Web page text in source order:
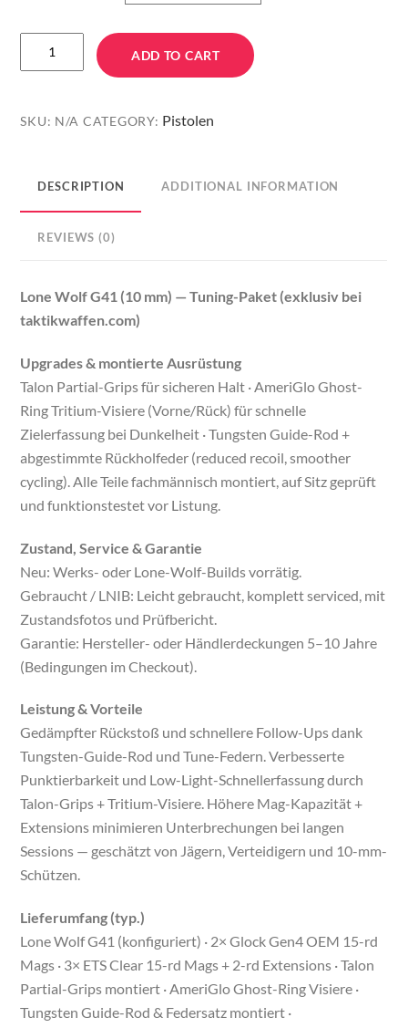
Sie
Lone
Handy
–
schneller
ADD TO CART
SKU: N/A CATEGORY: Pistolen
DESCRIPTION ADDITIONAL INFORMATION
REVIEWS (0)
Lone Wolf G41 (10 mm) — Tuning-Paket (exklusiv bei
taktikwaffen.com)
Upgrades & montierte Ausrüstung
Talon Partial-Grips für sicheren Halt · AmeriGlo Ghost-
Ring Tritium-Visiere (Vorne/Rück) für schnelle
Zielerfassung bei Dunkelheit · Tungsten Guide-Rod +
abgestimmte Rückholfeder (reduced recoil, smoother
cycling). Alle Teile fachmännisch montiert, auf Sitz geprüft
und funktionstestet vor Listung.
Zustand, Service & Garantie
Neu: Werks- oder Lone-Wolf-Builds vorrätig.
Gebraucht / LNIB: Leicht gebraucht, komplett serviced, mit
Zustandsfotos und Prüfbericht.
Garantie: Hersteller- oder Händlerdeckungen 5–10 Jahre
(Bedingungen im Checkout).
Leistung & Vorteile
Gedämpfter Rückstoß und schnellere Follow-Ups dank
Tungsten-Guide-Rod und Tune-Federn. Verbesserte
Punktierbarkeit und Low-Light-Schnellerfassung durch
Talon-Grips + Tritium-Visiere. Höhere Mag-Kapazität +
Extensions minimieren Unterbrechungen bei langen
Sessions — geschätzt von Jägern, Verteidigern und 10-mm-
Schützen.
Lieferumfang (typ.)
Lone Wolf G41 (konfiguriert) · 2× Glock Gen4 OEM 15-rd
Mags · 3× ETS Clear 15-rd Mags + 2-rd Extensions · Talon
Partial-Grips montiert · AmeriGlo Ghost-Ring Visiere ·
Tungsten Guide-Rod & Federsatz montiert ·